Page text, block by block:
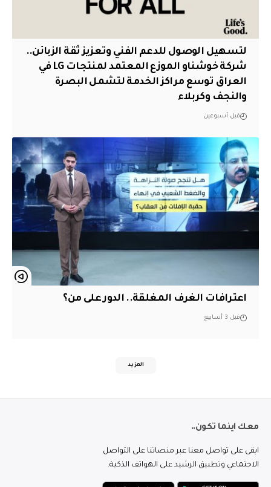
لتسهيل الوصول للدعم الفني وتعزيز ثقة الزبائن..
شركة خوشناو الموزع المعتمد لمنتجات LG في
العراق توسع مراكز الخدمة لتشمل البصرة
والنجف وكربلاء
قبل أسبوعين
اعترافات الغرف المغلقة.. الدور على من؟
قبل 3 أسابيع
المزيد
معك اينما تكون..
ابقى على تواصل معنا عبر منصاتنا على التواصل
الاجتماعي وتطبيق الرشيد على الهواتف الذكية.